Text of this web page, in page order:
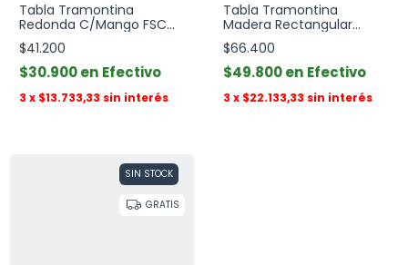
Tabla Tramontina
Redonda C/Mango FSC
Kitchen 40x30x1,8 cm
$41.200
$30.900 Efectivo
3 x $13.733,33 sin interés
Tabla Tramontina
Madera Rectangular
50x18 Cm
$66.400
$49.800 Efectivo
3 x $22.133,33 sin interés
SIN STOCK
GRATIS